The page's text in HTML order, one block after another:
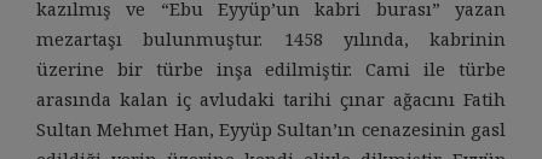
kazılmış ve “Ebu Eyyüp’un kabri burası” yazan
mezartaşı bulunmuştur. 1458 yılında, kabrinin
üzerine bir türbe inşa edilmiştir. Cami ile türbe
arasında kalan iç avludaki tarihi çınar ağacını Fatih
Sultan Mehmet Han, Eyyüp Sultan’ın cenazesinin gasl